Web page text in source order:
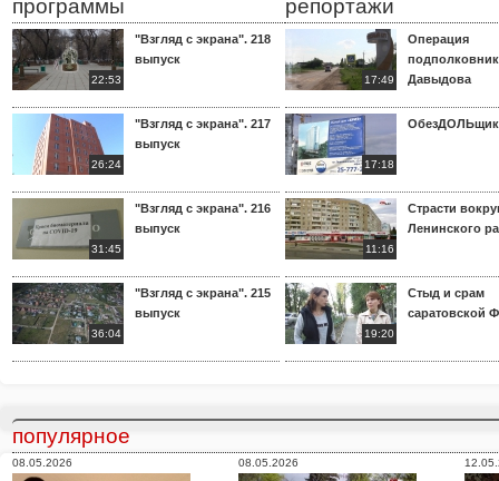
программы
22:53
"Взгляд с экрана". 218
выпуск
26:24
"Взгляд с экрана". 217
выпуск
31:45
"Взгляд с экрана". 216
выпуск
36:04
"Взгляд с экрана". 215
выпуск
репортажи
17:49
Операция
Давыдова
17:18
11:16
Страсти
Ленинского
19:20
Стыд и срам
саратовской
популярное
08.05.2026 08.05.2026